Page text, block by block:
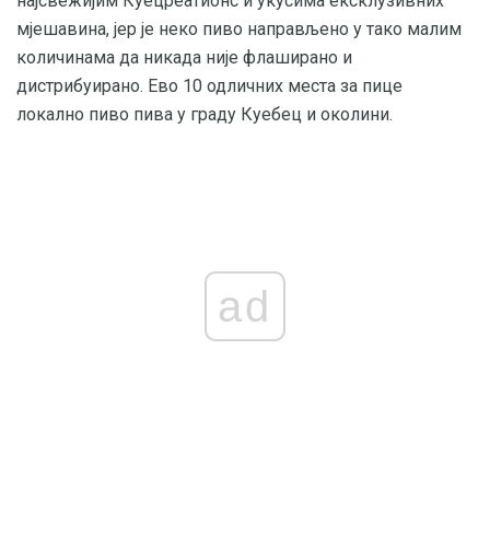
мјешавина, јер је неко пиво направљено у тако малим
количинама да никада није флаширано и
дистрибуирано. Ево 10 одличних места за пице
локално пиво пива у граду Куебец и околини.
ad